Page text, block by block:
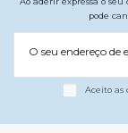
pode
O seu endereço de
Aceito as